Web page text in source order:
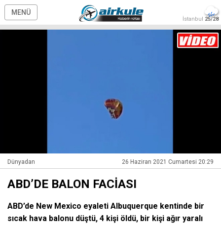
MENÜ
İstanbul 25/28
Dünyadan 26 Haziran 2021 Cumartesi 20:29
ABD’DE BALON FACİASI
ABD’de New Mexico eyaleti Albuquerque kentinde bir
sıcak hava balonu düştü, 4 kişi öldü, bir kişi ağır yaralı